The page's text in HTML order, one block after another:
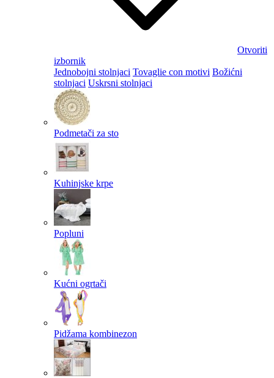
Otvoriti
izbornik
Jednobojni stolnjaci Tovaglie con motivi Božićni
stolnjaci Uskrsni stolnjaci
Podmetači za sto
Kuhinjske krpe
Popluni
Kućni ogrtači
Pidžama kombinezon